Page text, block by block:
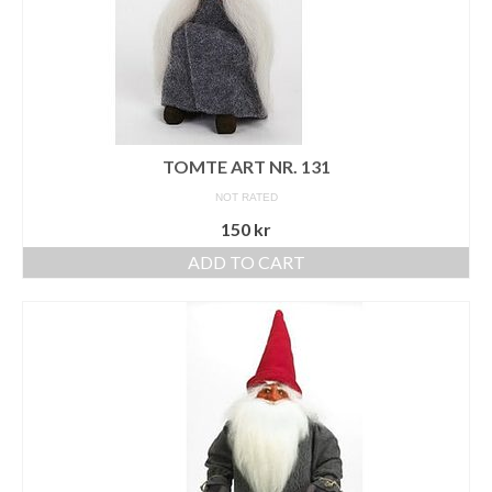
TOMTE ART NR. 131
NOT RATED
150 kr
ADD TO CART